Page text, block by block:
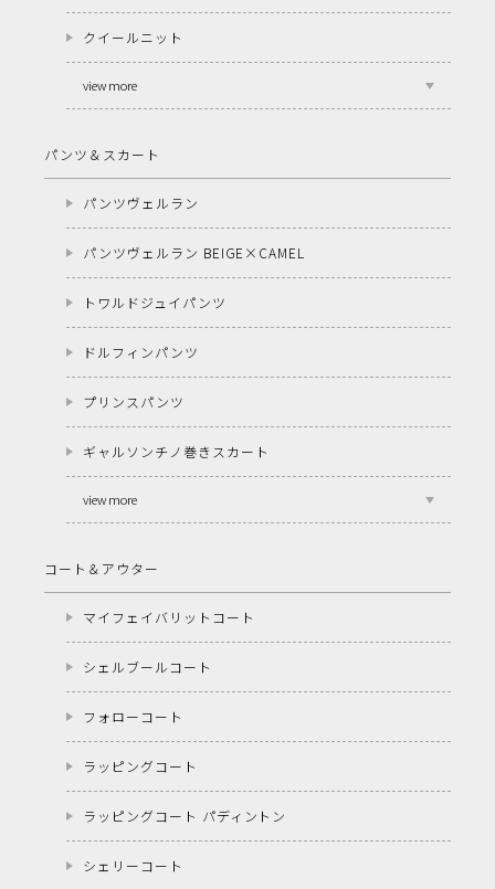
クイールニット
view more
パンツ＆スカート
パンツヴェルラン
パンツヴェルラン BEIGE×CAMEL
トワルドジュイパンツ
ドルフィンパンツ
プリンスパンツ
ギャルソンチノ巻きスカート
view more
コート＆アウター
マイフェイバリットコート
シェルブールコート
フォローコート
ラッピングコート
ラッピングコート パディントン
シェリーコート